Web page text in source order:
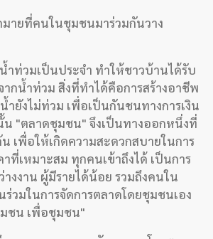
ายที่คนในชุมชนมาร่วมกันวาง
ำท่วมเป็นประจำ ทำให้ชาวบ้านได้รับ
กน้ำท่วม สิ่งที่ทำได้คือการสร้างอาชีพ
ำยังไม่ท่วม เพื่อเป็นกันชนทางการเงิน
น "ตลาดชุมชน" จึงเป็นทางออกหนึ่งที่
เพื่อให้เกิดความสะดวกสบายในการ
ที่เหมาะสม ทุกคนเข้าถึงได้ เป็นการ
างงาน ผู้มีรายได้น้อย รวมถึงคนใน
วมในการจัดการตลาดโดยชุมชนเอง
ชน เพื่อชุมชน"